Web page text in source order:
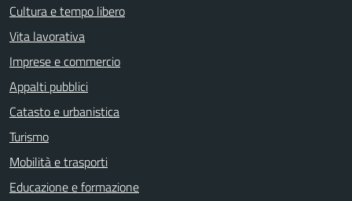
Cultura e tempo libero
Vita lavorativa
Imprese e commercio
Appalti pubblici
Catasto e urbanistica
Turismo
Mobilità e trasporti
Educazione e formazione